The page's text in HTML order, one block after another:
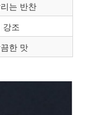
는 반찬
강조
한 맛